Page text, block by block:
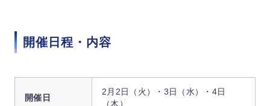
開催日程・内容
開催日
2月2日（火）・3日（水）・4日
（木）